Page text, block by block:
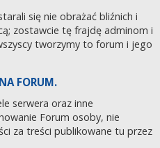
się nie obrażać bliźnich i
zostawcie tę frajdę adminom i
tworzymy to forum i jego
FORUM.
serwera oraz inne
Forum osoby, nie
za treści publikowane tu przez